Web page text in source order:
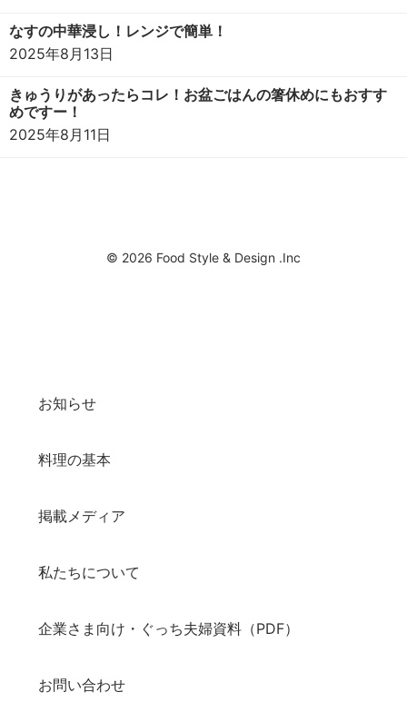
なすの中華浸し！レンジで簡単！
2025年8月13日
きゅうりがあったらコレ！お盆ごはんの箸休めにもおすす
めですー！
2025年8月11日
© 2026 Food Style & Design .Inc
お知らせ
料理の基本
掲載メディア
私たちについて
企業さま向け・ぐっち夫婦資料（PDF）
お問い合わせ